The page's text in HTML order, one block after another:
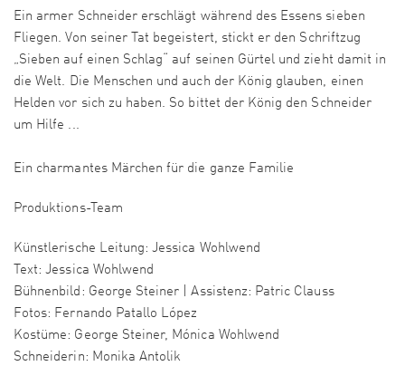
Ein armer Schneider erschlägt während des Essens sieben
Fliegen. Von seiner Tat begeistert, stickt er den Schriftzug
„Sieben auf einen Schlag“ auf seinen Gürtel und zieht damit in
die Welt. Die Menschen und auch der König glauben, einen
Helden vor sich zu haben. So bittet der König den Schneider
um Hilfe ...
Ein charmantes Märchen für die ganze Familie
Produktions-Team
Künstlerische Leitung: Jessica Wohlwend
Text: Jessica Wohlwend
Bühnenbild: George Steiner | Assistenz: Patric Clauss
Fotos: Fernando Patallo López
Kostüme: George Steiner, Mónica Wohlwend
Schneiderin: Monika Antolik